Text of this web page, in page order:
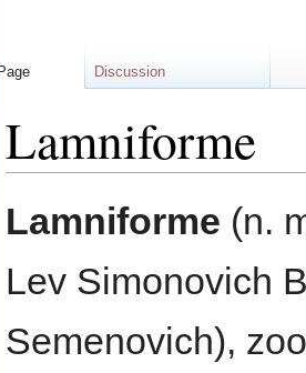
Lamniforme
Lamniforme (n.
Lev Simonovich
Semenovich),
Page Discussion